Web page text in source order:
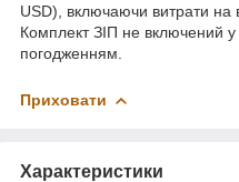
USD), включаючи витрати на
Комплект ЗІП не включений у
погодженням.
Приховати
Характеристики